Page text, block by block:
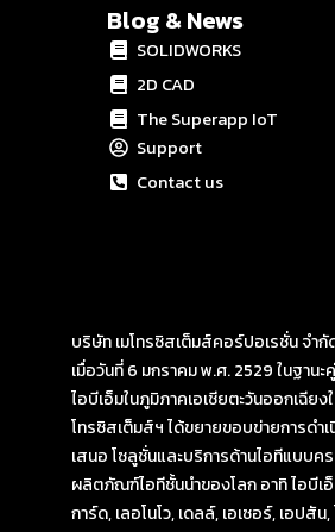
Blog & News
SOLIDWORKS
2D CAD
The Superapp IoT
Support
Contact us
บริษัท เมโทรซิสเต็มส์คอร์ปอเรชั่น จำ
เมื่อวันที่ 6 มกราคม พ.ศ. 2529 ในฐาน
ไอบีเอ็มในภูมิภาคเอเชียตะวันออกเฉียง
โทรซิสเต็มส์ฯ ได้ขยายขอบข่ายการดำ
เสนอ โซลูชั่นและบริการด้านไอทีแบบ
ผลิตภัณฑ์ไอทีชั้นนำของโลก อาทิ ไอบีเ
การ์ด, เลอโนโว, เดลล์, เอเซอร์, เอปสั